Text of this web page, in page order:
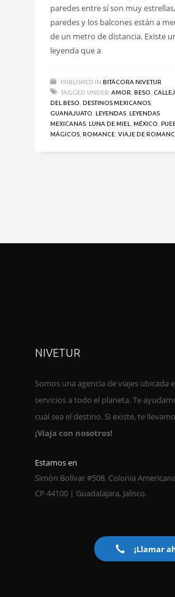
paredes entre sí son muy
paredes y los balcones están a
de un metro de distancia. Existe
leyenda que a
PUBLISHED IN BITÁCORA NIVETUR
TAGGED UNDER:AMOR BESO
DEL BESO
DESTINOS MEXICANOS
GUANAJUATO
LEYENDAS LEYENDAS
MEXICANAS LUNA DE MIEL MÉXICO
MÁGICOS ROMANCE VIAJE DE
NIVETUR
Somos una agencia de viajes ubicada
servicios a todo el planeta. Te
cual sea el destino. Si existe, te
¡Viaja con nosotros!
Estamos en
Simón Bolívar #508, Colonia Americana
CP 44100 | Guadalajara, Jalisco.
¡Llamar